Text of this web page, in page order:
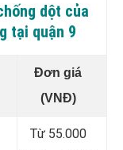
dột của
tại quận 9
Đơn giá
(VNĐ)
Từ 55.000